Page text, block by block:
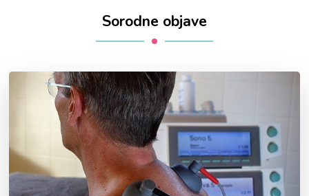
Sorodne objave